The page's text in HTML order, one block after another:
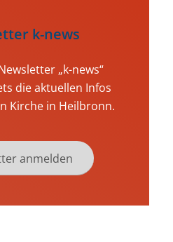
k-news
„k-news“
die aktuellen Infos
Kirche in Heilbronn.
anmelden